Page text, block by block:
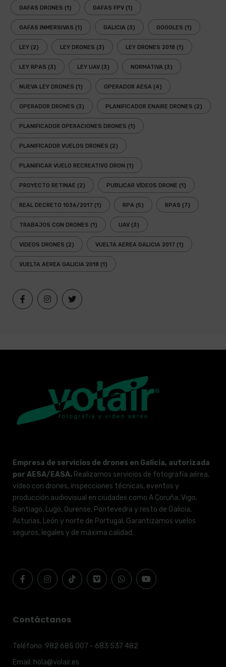
GAFAS DRONES (1) GAFAS FPV (1)
GAFAS INMERSIVAS (1) GALICIA (3) GOGGLES (1)
LEY (2) LEY DRONES (3) LEY DRONES 2018 (1)
LEY RPAS (3) LEY UAV (3) NORMATIVA (3)
NUEVA LEY DRONES (1) OPERADOR AESA (4)
OPERADOR DRONES (3) PLANIFICADOR ENAIRE DRONES (2)
PLANIFICADOR OPERACIONES DRONES (1)
PLANIFICADOR VUELOS DRONES (2)
PLANIFICAR VUELO RECREATIVO DRON (1)
PROYECTO RETINAE (2) PUBLICAR VÍDEOS DRONE (1)
REAL DECRETO 1036/2017 (1) RPA (5) RPAS (7)
TRABAJOS CON DRONES (1) UAV (3)
VIDEOS DRONES (2) VUELTA AEREA GALICIA 2017 (1)
VUELTA AEREA GALICIA 2018 (1)
Empresa de servicios de drones en Galicia, autorizada
por AESA/EASA. Realizamos servicios de fotografía aérea,
vídeo con drones, inspecciones técnicas, eventos y
producción audiovisual en ciudades como A Coruña, Vigo,
Santiago, Lugo, Ourense, Pontevedra y resto de Galicia,
Asturias, León y norte de Portugal. Garantizamos vuelos
seguros, legales y de máxima calidad.
Contáctanos
Teléfono: 982 685 007 - 683 537 482
Email: hola@volair.es